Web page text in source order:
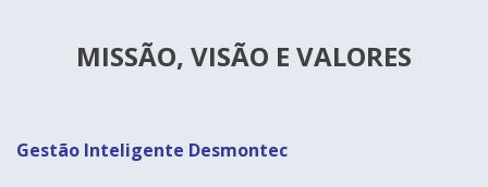
MISSÃO, VISÃO E VALORES
Gestão Inteligente Desmontec